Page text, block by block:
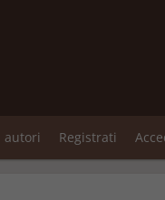
autori Registrati